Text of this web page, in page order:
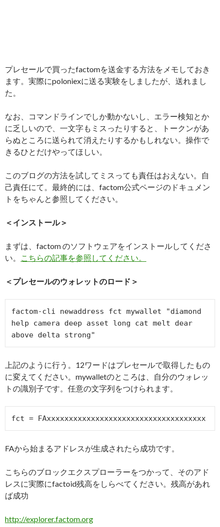
プレセールで買ったfactomを送金する方法をメモしておき
ます。実際にpoloniexに送る実験をしましたが、送れまし
た。
なお、コマンドラインでしか動かないし、エラー検知とか
に乏しいので、一文字もミスったりすると、トークンがあ
らぬところに送られて消えたりするかもしれない。操作で
きるひとだけやってほしい。
このブログの方法を試してミスっても責任はおえない。自
己責任にて。最終的には、factom公式ページのドキュメン
トをちゃんと参照してください。
＜インストール＞
まずは、factom のソフトウェアをインストールしてくださ
い。
こちらの記事を参照してください。
＜プレセールのウォレットのロード＞
factom-cli newaddress fct mywallet "diamond
help camera deep asset long cat melt dear
above delta strong"
上記のように行う。12ワードはプレセールで取得したもの
に変えてください。mywalletのところは、自分のウォレッ
トの識別子です。任意の文字列をつけられます。
fct = FAxxxxxxxxxxxxxxxxxxxxxxxxxxxxxxxxxxxx
FAから始まるアドレスが生成されたら成功です。
こちらのブロックエクスプローラーをつかって、そのアド
レスに実際にfactoid残高をしらべてください。残高があれ
ば成功
http://explorer.factom.org